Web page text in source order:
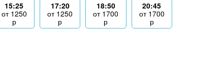
15:25
от 1250
р
17:20
от 1250
р
18:50
от 1700
р
20:45
от 1700
р